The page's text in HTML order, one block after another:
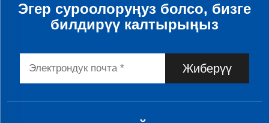
Эгер суроолоруңуз болсо, бизге
билдирүү калтырыңыз
Жиберүү